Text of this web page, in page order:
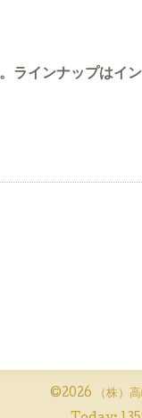
ラインナップはイ
©2026 （株）